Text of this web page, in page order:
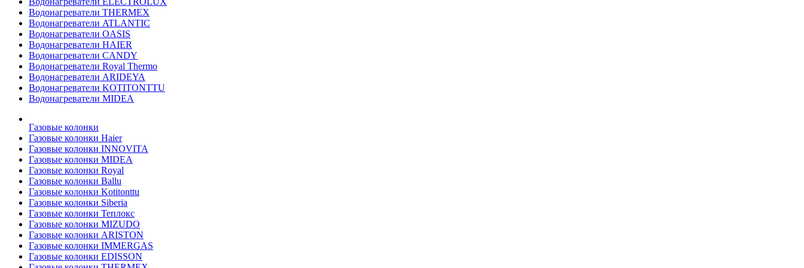
Водонагреватели THERMEX
Водонагреватели ATLANTIC
Водонагреватели OASIS
Водонагреватели HAIER
Водонагреватели CANDY
Водонагреватели Royal Thermo
Водонагреватели ARIDEYA
Водонагреватели KOTITONTTU
Водонагреватели MIDEA
Газовые колонки
Газовые колонки Haier
Газовые колонки INNOVITA
Газовые колонки MIDEA
Газовые колонки Royal
Газовые колонки Ballu
Газовые колонки Kotitonttu
Газовые колонки Siberia
Газовые колонки Теплокс
Газовые колонки MIZUDO
Газовые колонки ARISTON
Газовые колонки IMMERGAS
Газовые колонки EDISSON